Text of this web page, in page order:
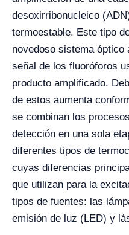
desoxirribonucleico
termoestable. Este tipo
novedoso sistema óptico
señal de los fluoróforos
producto amplificado.
de estos aumenta
se combinan los
detección en una sola
diferentes tipos de
cuyas diferencias
que utilizan para la
tipos de fuentes: las
emisión de luz (LED) y